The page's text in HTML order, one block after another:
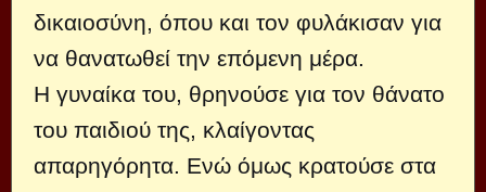
δικαιοσύνη, όπου και τον φυλάκισαν για
να θανατωθεί την επόμενη μέρα.
Η γυναίκα του, θρηνούσε για τον θάνατο
του παιδιού της, κλαίγοντας
απαρηγόρητα. Ενώ όμως κρατούσε στα